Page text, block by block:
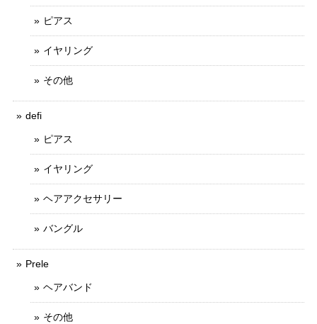
ピアス
イヤリング
その他
defi
ピアス
イヤリング
ヘアアクセサリー
バングル
Prele
ヘアバンド
その他